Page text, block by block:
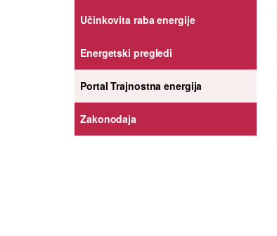
Učinkovita raba energije
Energetski pregledi
Portal Trajnostna energija
Zakonodaja